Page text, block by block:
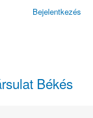
Bejelentkezés
Békés